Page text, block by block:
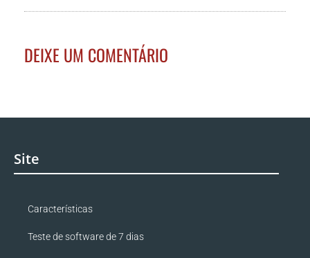
DEIXE UM COMENTÁRIO
Site
Características
Teste de software de 7 dias